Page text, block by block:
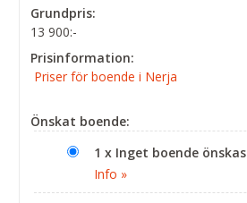
Grundpris:
13 900:-
Prisinformation:
Priser för boende i Nerja
Önskat boende:
1 x Inget boende önskas
Info »